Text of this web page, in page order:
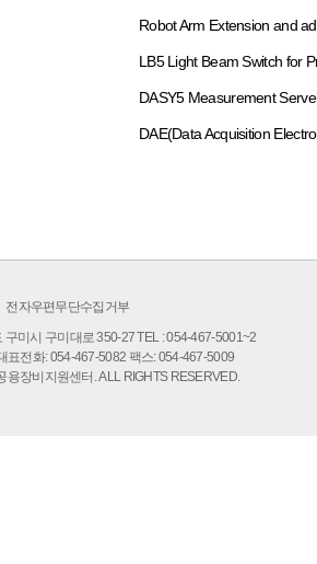
Robot Arm Extension and
LB5 Light Beam Switch for
DASY5 Measurement
DAE(Data Acquisition
전자우편무단수집거부
미시 구미대로 350-27 TEL : 054-467-5001~2
표전화: 054-467-5082 팩스: 054-467-5009
용장비지원센터. ALL RIGHTS RESERVED.